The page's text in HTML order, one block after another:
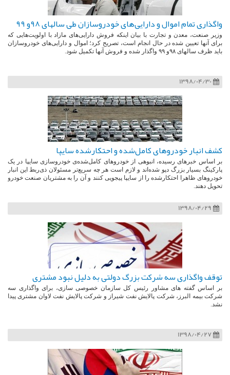
واگذاری تمام اموال و دارایی‌های خودروسازان طی سالهای ٩٨و ٩٩
وزیر صنعت، معدن و تجارت با بیان اینکه فروش دارایی‌های مازاد با اولویت‌هایی که
برای آنها تعیین شده در حال انجام است، تصریح کرد؛ اموال و دارایی‌های خودروسازان
باید ظرف سالهای ٩٨و ٩٩ واگذار شده و فروش آنها تکمیل شود.
1398/04/30
کشف انبار خودروهای کامل‌شده‌ و احتکارشده سایپا
بر اساس خبرهای رسیده، انبوهی از خودروهای کامل‌شده‌ی خودروسازی سایپا در یک
پارکینگ بسیار بزرگ دپو شده‌اند و لازم است هر چه سریع‌تر مسئولان ذی‌ربط این انبار
خودروهای ظاهرا احتکارشده را از سایپا پیجویی کنند و آن را به مشتریان صنعت خودرو
تحویل دهند.
1398/04/29
توقف واگذاری سه شرکت بزرگ دولتی به دلیل نبود مشتری
بر اساس گفته های مشاور رئیس کل سازمان خصوصی سازی، برای واگذاری سه
شرکت بیمه البرز، شرکت پالایش نفت شیراز و شرکت پالایش نفت لاوان مشتری پیدا
نشد.
1398/04/27